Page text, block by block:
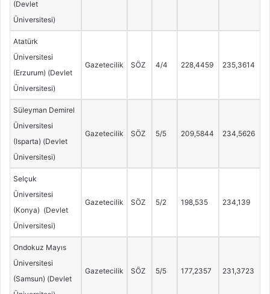
(Devlet
Üniversitesi)
Atatürk
Üniversitesi
(Erzurum) (Devlet
Üniversitesi)
Gazetecilik SÖZ 4/4 228,4459 235,3614
Süleyman Demirel
Üniversitesi
(Isparta) (Devlet
Üniversitesi)
Gazetecilik SÖZ 5/5 209,5844 234,5626
Selçuk
Üniversitesi
(Konya) (Devlet
Üniversitesi)
Gazetecilik SÖZ 5/2 198,535 234,139
Ondokuz Mayıs
Üniversitesi
(Samsun) (Devlet
Gazetecilik SÖZ 5/5 177,2357 231,3723